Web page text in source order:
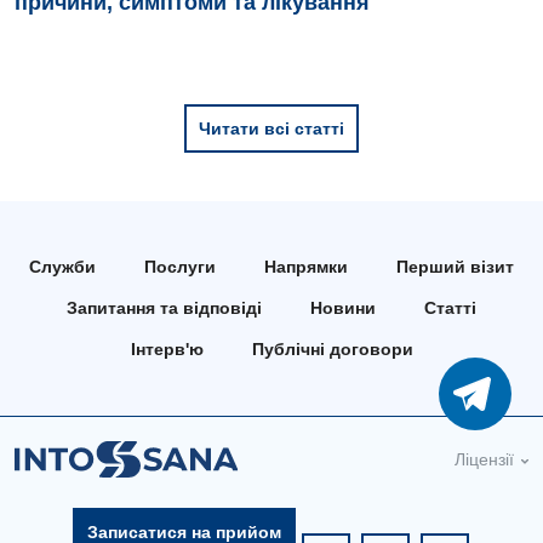
Дитяча ендокринологія
Дитяча офтальмологія
Дитяча урологія
Дитяча хірургія
Читати всі статті
Служби Послуги Напрямки Перший візит
Запитання та відповіді Новини Статті
Інтерв'ю Публічні договори
Ліцензії
Записатися на прийом